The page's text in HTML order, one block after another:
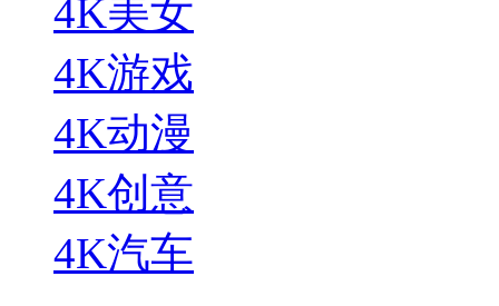
4K美女
4K游戏
4K动漫
4K创意
4K汽车